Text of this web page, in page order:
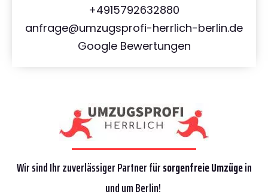
+4915792632880
anfrage@umzugsprofi-herrlich-berlin.de
Google Bewertungen
Wir sind Ihr zuverlässiger Partner fürsorgenfreie Umzügein
und um Berlin!